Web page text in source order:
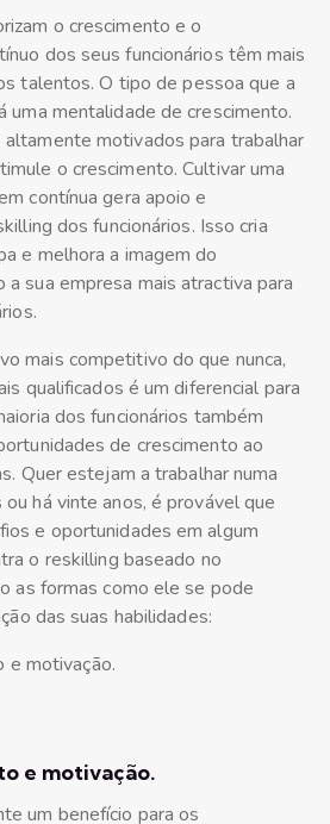
o crescimento e o
dos seus funcionários têm mais
talentos. O tipo de pessoa que a
uma mentalidade de crescimento.
motivados para trabalhar
o crescimento. Cultivar uma
contínua gera apoio e
dos funcionários. Isso cria
e melhora a imagem do
sua empresa mais atractiva para
mais competitivo do que nunca,
qualificados é um diferencial para
dos funcionários também
de crescimento ao
Quer estejam a trabalhar numa
há vinte anos, é provável que
e oportunidades em algum
o reskilling baseado no
as formas como ele se pode
das suas habilidades:
e motivação.
e motivação.
um benefício para os